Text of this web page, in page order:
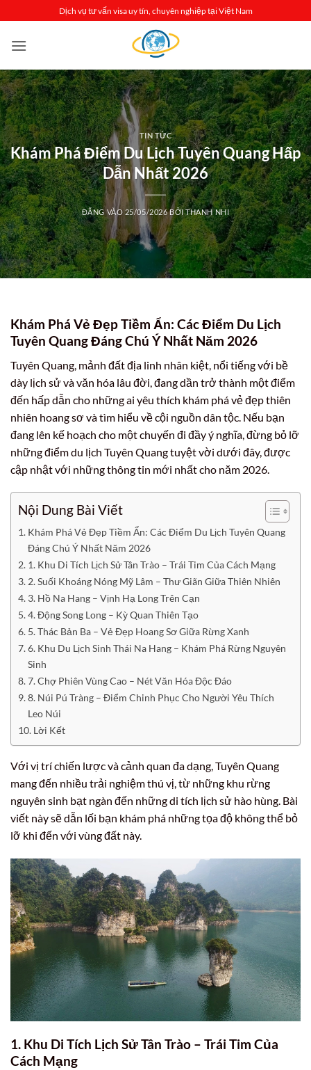
qua
nội
Dịch vụ tư vấn visa uy tín, chuyên nghiệp tại Việt Nam
TIN TỨC
Khám Phá Điểm Du Lịch Tuyên Quang Hấp
Dẫn Nhất 2026
ĐĂNG VÀO 25/05/2026BỞITHANH NHI
Khám Phá Vẻ Đẹp Tiềm Ẩn: Các Điểm Du Lịch
Tuyên Quang Đáng Chú Ý Nhất Năm 2026
Tuyên Quang, mảnh đất địa linh nhân kiệt, nổi tiếng với bề
dày lịch sử và văn hóa lâu đời, đang dần trở thành một điểm
đến hấp dẫn cho những ai yêu thích khám phá vẻ đẹp thiên
nhiên hoang sơ và tìm hiểu về cội nguồn dân tộc. Nếu bạn
đang lên kế hoạch cho một chuyến đi đầy ý nghĩa, đừng bỏ lỡ
những điểm du lịch Tuyên Quang tuyệt vời dưới đây, được
cập nhật với những thông tin mới nhất cho năm 2026.
Nội Dung Bài Viết
Khám Phá Vẻ Đẹp Tiềm Ẩn: Các Điểm Du Lịch Tuyên Quang
Đáng Chú Ý Nhất Năm 2026
1. Khu Di Tích Lịch Sử Tân Trào – Trái Tim Của Cách Mạng
2. Suối Khoáng Nóng Mỹ Lâm – Thư Giãn Giữa Thiên Nhiên
3. Hồ Na Hang – Vịnh Hạ Long Trên Cạn
4. Động Song Long – Kỳ Quan Thiên Tạo
5. Thác Bản Ba – Vẻ Đẹp Hoang Sơ Giữa Rừng Xanh
6. Khu Du Lịch Sinh Thái Na Hang – Khám Phá Rừng Nguyên
Sinh
7. Chợ Phiên Vùng Cao – Nét Văn Hóa Độc Đáo
8. Núi Pú Tràng – Điểm Chinh Phục Cho Người Yêu Thích
Leo Núi
Lời Kết
Với vị trí chiến lược và cảnh quan đa dạng, Tuyên Quang
mang đến nhiều trải nghiệm thú vị, từ những khu rừng
nguyên sinh bạt ngàn đến những di tích lịch sử hào hùng. Bài
viết này sẽ dẫn lối bạn khám phá những tọa độ không thể bỏ
lỡ khi đến với vùng đất này.
1. Khu Di Tích Lịch Sử Tân Trào – Trái Tim Của
Cách Mạng